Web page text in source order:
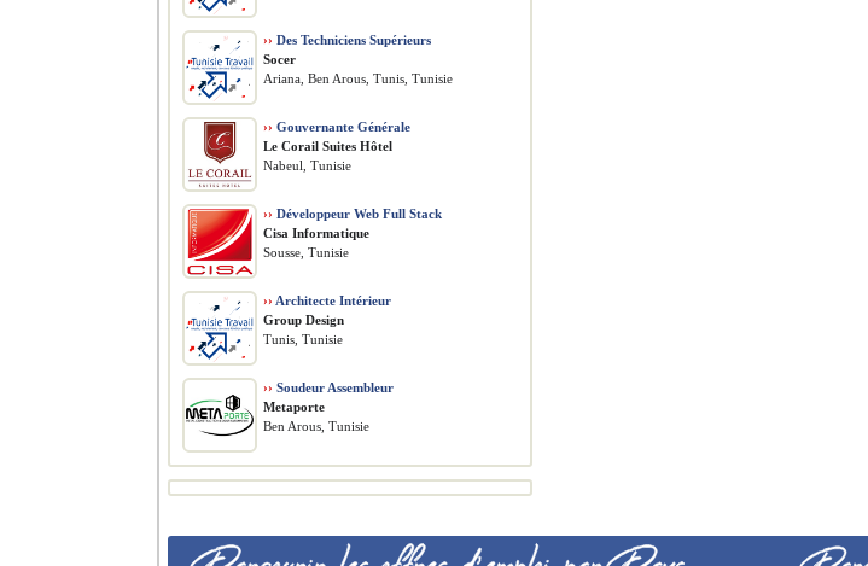
›› Des Techniciens Supérieurs
Socer
Ariana, Ben Arous, Tunis, Tunisie
›› Gouvernante Générale
Le Corail Suites Hôtel
Nabeul, Tunisie
›› Développeur Web Full Stack
Cisa Informatique
Sousse, Tunisie
›› Architecte Intérieur
Group Design
Tunis, Tunisie
›› Soudeur Assembleur
Metaporte
Ben Arous, Tunisie